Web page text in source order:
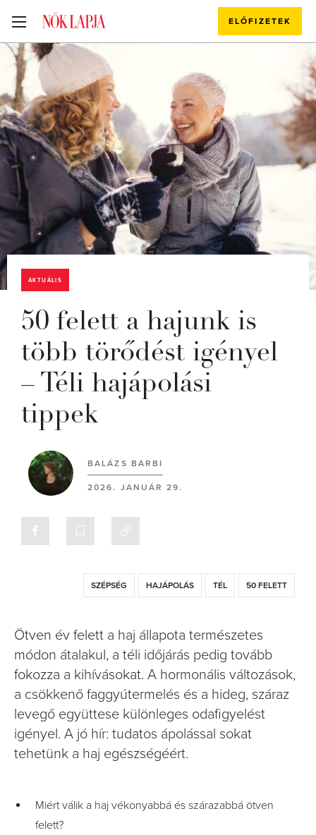
ELŐFIZETEK
AKTUÁLIS
50 felett a hajunk is
több törődést igényel
– Téli hajápolási
tippek
BALÁZS BARBI
2026. JANUÁR 29.
SZÉPSÉG HAJÁPOLÁS TÉL 50 FELETT
Ötven év felett a haj állapota természetes
módon átalakul, a téli időjárás pedig tovább
fokozza a kihívásokat. A hormonális változások,
a csökkenő faggyútermelés és a hideg, száraz
levegő együttese különleges odafigyelést
igényel. A jó hír: tudatos ápolással sokat
tehetünk a haj egészségéért.
Miért válik a haj vékonyabbá és szárazabbá ötven
felett?